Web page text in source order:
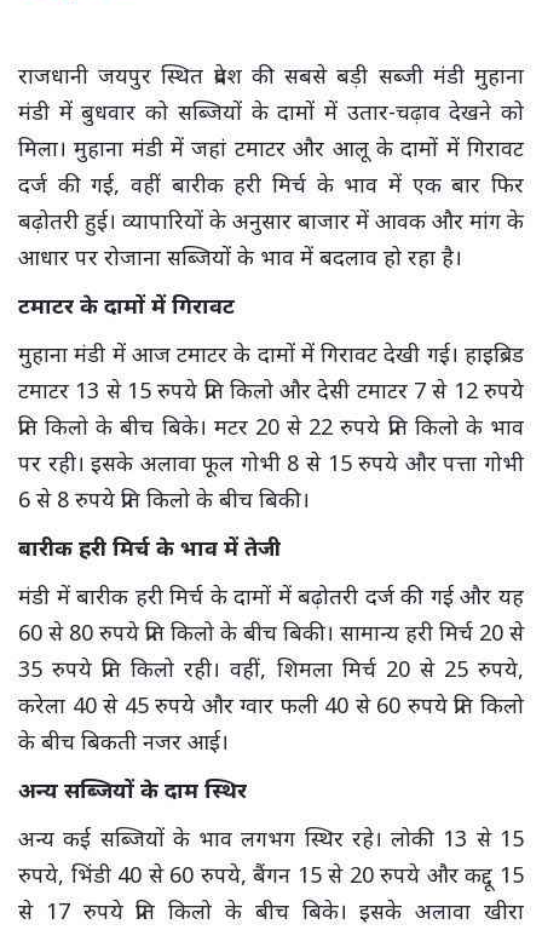
राजधानी जयपुर स्थित प्रदेश की सबसे बड़ी सब्जी मंडी मुहाना
मंडी में बुधवार को सब्जियों के दामों में उतार-चढ़ाव देखने को
मिला। मुहाना मंडी में जहां टमाटर और आलू के दामों में गिरावट
दर्ज की गई, वहीं बारीक हरी मिर्च के भाव में एक बार फिर
बढ़ोतरी हुई। व्यापारियों के अनुसार बाजार में आवक और मांग के
आधार पर रोजाना सब्जियों के भाव में बदलाव हो रहा है।
टमाटर के दामों में गिरावट
मुहाना मंडी में आज टमाटर के दामों में गिरावट देखी गई। हाइब्रिड
टमाटर 13 से 15 रुपये प्रति किलो और देसी टमाटर 7 से 12 रुपये
प्रति किलो के बीच बिके। मटर 20 से 22 रुपये प्रति किलो के भाव
पर रही। इसके अलावा फूल गोभी 8 से 15 रुपये और पत्ता गोभी
6 से 8 रुपये प्रति किलो के बीच बिकी।
बारीक हरी मिर्च के भाव में तेजी
मंडी में बारीक हरी मिर्च के दामों में बढ़ोतरी दर्ज की गई और यह
60 से 80 रुपये प्रति किलो के बीच बिकी। सामान्य हरी मिर्च 20 से
35 रुपये प्रति किलो रही। वहीं, शिमला मिर्च 20 से 25 रुपये,
करेला 40 से 45 रुपये और ग्वार फली 40 से 60 रुपये प्रति किलो
के बीच बिकती नजर आई।
अन्य सब्जियों के दाम स्थिर
अन्य कई सब्जियों के भाव लगभग स्थिर रहे। लोकी 13 से 15
रुपये, भिंडी 40 से 60 रुपये, बैंगन 15 से 20 रुपये और कद्दू 15
से 17 रुपये प्रति किलो के बीच बिके। इसके अलावा खीरा